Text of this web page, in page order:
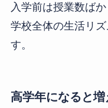
入学前は授業数ば
学校全体の生活リ
す。
高学年になると増